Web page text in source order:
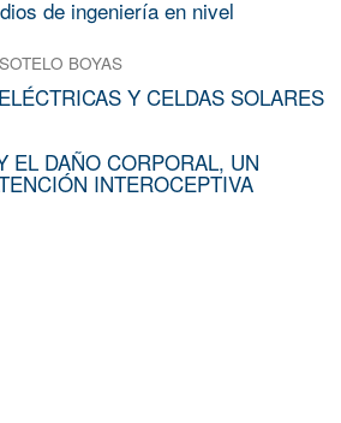
de ingeniería en nivel
BOYAS
Y CELDAS SOLARES
EL DAÑO CORPORAL, UN
INTEROCEPTIVA